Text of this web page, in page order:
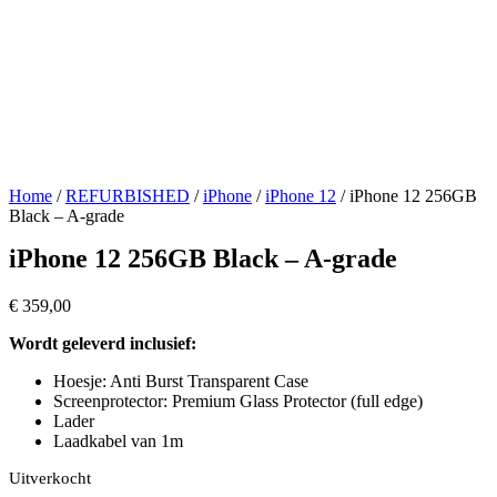
Home /REFURBISHED /iPhone /iPhone 12 / iPhone 12 256GB
Black – A-grade
iPhone 12 256GB Black – A-grade
€ 359,00
Wordt geleverd inclusief:
Hoesje: Anti Burst Transparent Case
Screenprotector: Premium Glass Protector (full edge)
Lader
Laadkabel van 1m
Uitverkocht